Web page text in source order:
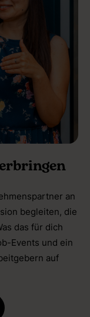
an
begleiten, die
das für dich
Events und ein
auf